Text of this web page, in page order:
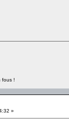
fous !
»